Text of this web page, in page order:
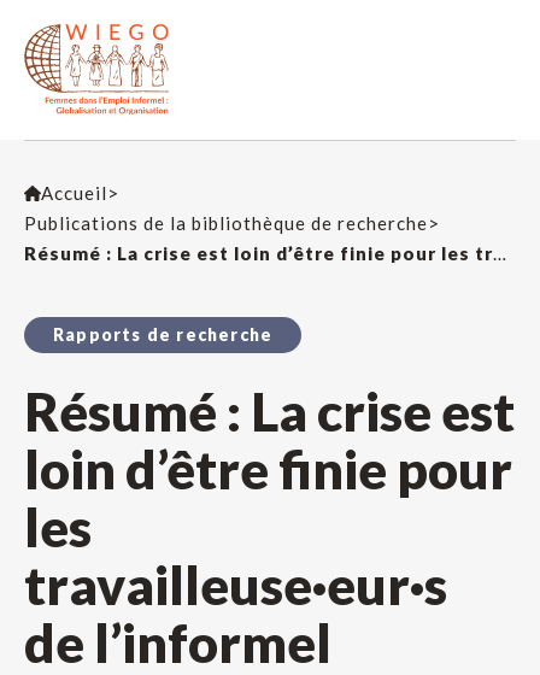
Accueil >
Publications de la bibliothèque de recherche>
Résumé : La crise est loin d’être finie pour les travailleuse·eur·s de l’informel
Rapports de recherche
Résumé : La crise est
loin d’être finie pour
les
travailleuse·eur·s
de l’informel